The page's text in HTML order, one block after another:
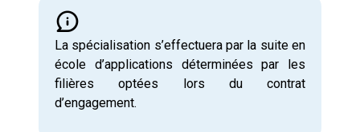
La spécialisation s’effectuera par la suite en
école d’applications déterminées par les
filières optées lors du contrat
d’engagement.